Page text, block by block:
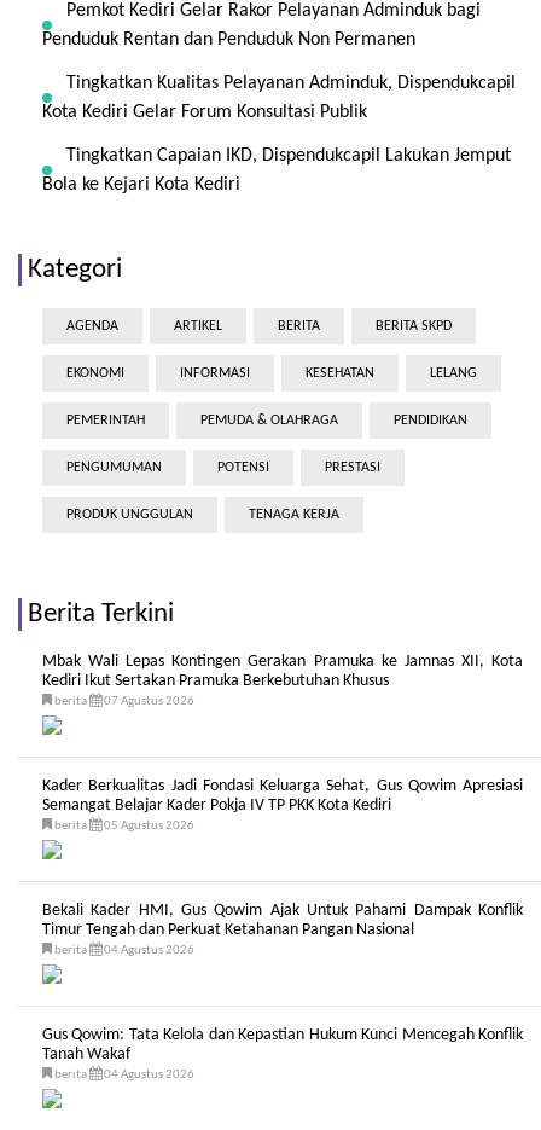
Pemkot Kediri Gelar Rakor Pelayanan Adminduk bagi
Penduduk Rentan dan Penduduk Non Permanen
Tingkatkan Kualitas Pelayanan Adminduk, Dispendukcapil
Kota Kediri Gelar Forum Konsultasi Publik
Tingkatkan Capaian IKD, Dispendukcapil Lakukan Jemput
Bola ke Kejari Kota Kediri
Kategori
AGENDA ARTIKEL BERITA BERITA SKPD
EKONOMI INFORMASI KESEHATAN LELANG
PEMERINTAH PEMUDA & OLAHRAGA PENDIDIKAN
PENGUMUMAN POTENSI PRESTASI
PRODUK UNGGULAN TENAGA KERJA
Berita Terkini
Mbak Wali Lepas Kontingen Gerakan Pramuka ke Jamnas XII, Kota
Kediri Ikut Sertakan Pramuka Berkebutuhan Khusus
berita 07 Agustus 2026
Kader Berkualitas Jadi Fondasi Keluarga Sehat, Gus Qowim Apresiasi
Semangat Belajar Kader Pokja IV TP PKK Kota Kediri
berita 05 Agustus 2026
Bekali Kader HMI, Gus Qowim Ajak Untuk Pahami Dampak Konflik
Timur Tengah dan Perkuat Ketahanan Pangan Nasional
berita 04 Agustus 2026
Gus Qowim: Tata Kelola dan Kepastian Hukum Kunci Mencegah Konflik
Tanah Wakaf
berita 04 Agustus 2026